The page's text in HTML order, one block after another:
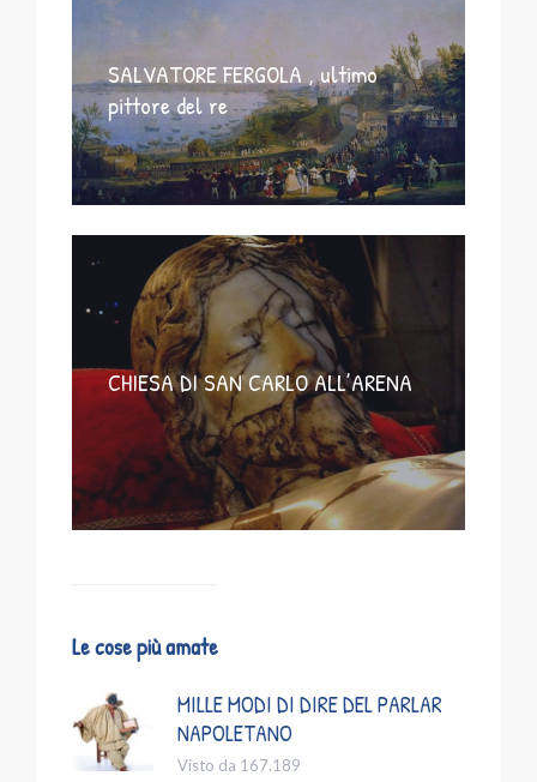
SALVATORE FERGOLA , ultimo
pittore del re
CHIESA DI SAN CARLO ALL’ARENA
Le cose più amate
MILLE MODI DI DIRE DEL PARLAR
NAPOLETANO
Visto da 167.189